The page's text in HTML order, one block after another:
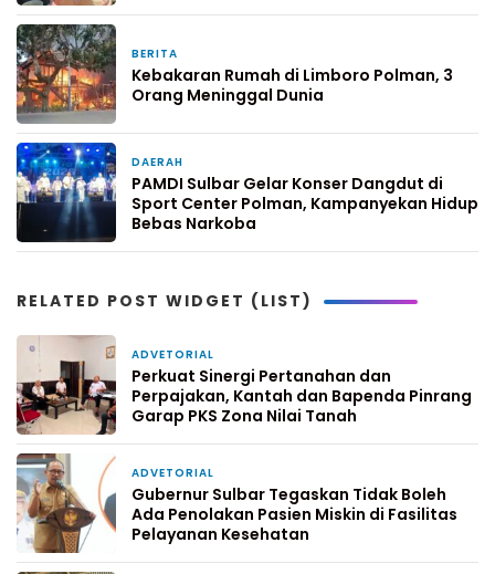
BERITA
Kebakaran Rumah di Limboro Polman, 3
Orang Meninggal Dunia
DAERAH
PAMDI Sulbar Gelar Konser Dangdut di
Sport Center Polman, Kampanyekan Hidup
Bebas Narkoba
RELATED POST WIDGET (LIST)
ADVETORIAL
Perkuat Sinergi Pertanahan dan
Perpajakan, Kantah dan Bapenda Pinrang
Garap PKS Zona Nilai Tanah
ADVETORIAL
Gubernur Sulbar Tegaskan Tidak Boleh
Ada Penolakan Pasien Miskin di Fasilitas
Pelayanan Kesehatan